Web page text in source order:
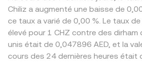
Chiliz a augmenté une baisse de
ce taux a varié de 0,00 %. Le taux
élevé pour 1 CHZ contre des dirham
unis était de 0,047896 AED, et la
cours des 24 dernières heures était